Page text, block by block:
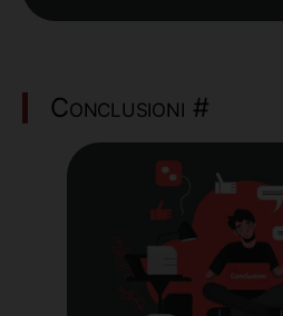
Conclusioni #